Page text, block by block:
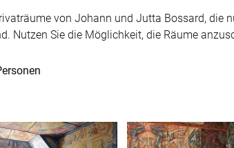
von Johann und Jutta Bossard, die
Nutzen Sie die Möglichkeit, die Räume